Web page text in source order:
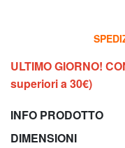
ULTIMO GIORNO!
superiori a 30€)
INFO PRODOTTO
DIMENSIONI